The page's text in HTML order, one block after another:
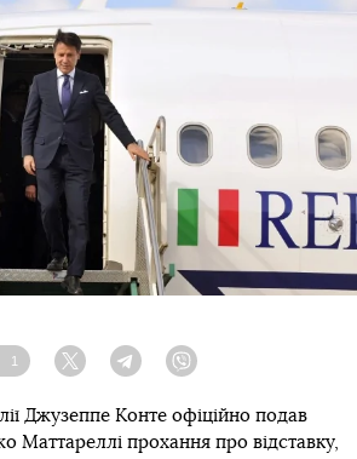
Facebook
1
Twitter TelegramViber
Джузеппе Конте офіційно подав
Маттареллі прохання про відставку,